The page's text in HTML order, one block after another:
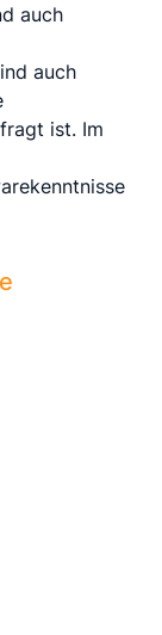
auch
auch
ist. Im